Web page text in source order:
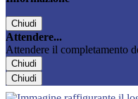
Chiudi
Attendere...
Attendere il completamento
Chiudi
Chiudi